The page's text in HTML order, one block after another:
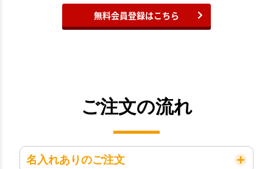
無料会員登録はこちら
ご注文の流れ
名入れありのご注文